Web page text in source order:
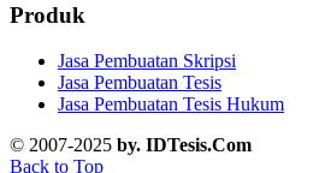
Produk
Jasa Pembuatan Skripsi
Jasa Pembuatan Tesis
Jasa Pembuatan Tesis Hukum
© 2007-2025 by. IDTesis.Com
Back to Top